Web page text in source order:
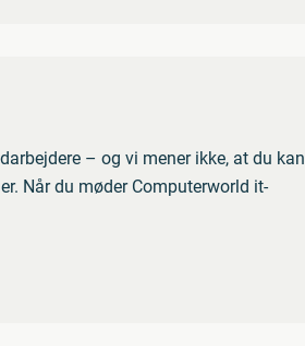
– og vi mener ikke, at du kan
Når du møder Computerworld it-